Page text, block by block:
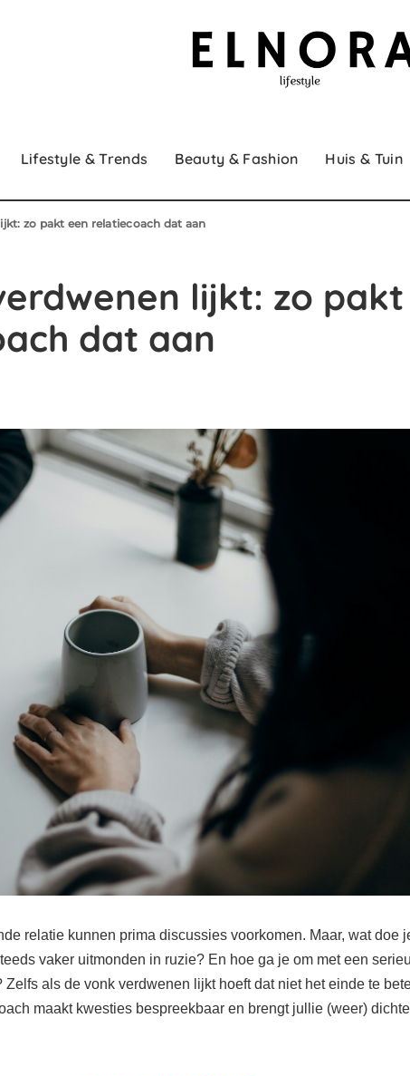
Lifestyle & Trends Beauty & Fashion Huis & Tuin
zo pakt een relatiecoach dat aan
lijkt: zo pakt
dat aan
relatie kunnen prima discussies voorkomen. Maar, wat doe
vaker uitmonden in ruzie? En hoe ga je om met een
Zelfs als de vonk verdwenen lijkt hoeft dat niet het einde te
maakt kwesties bespreekbaar en brengt jullie (weer)